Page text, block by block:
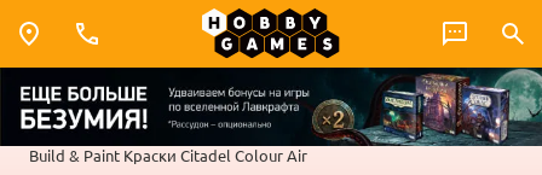
Build & Paint Краски Citadel ColourAir